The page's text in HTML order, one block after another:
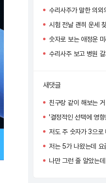
수리사주가 말한 의외
시험 전날 괜히 운세
숫자로 보는 애정운 미
수리사주 보고 병원
새댓글
저는 5가 나왔는데 요